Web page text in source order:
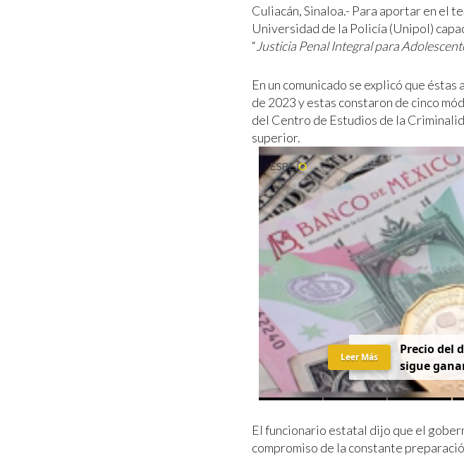
Culiacán, Sinaloa.- Para aportar en el
Universidad de la Policía (Unipol)
“ Justicia Penal Integral para
En un comunicado se explicó que
de 2023 y estas constaron de cinco
del Centro de Estudios de la
superior.
Precio del
sigue
Leer Más
El funcionario estatal dijo que el
compromiso de la constante